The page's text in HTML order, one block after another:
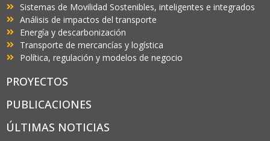
Sistemas de Movilidad Sostenibles, inteligentes e integrados
Análisis de impactos del transporte
Energía y descarbonización
Transporte de mercancías y logística
Política, regulación y modelos de negocio
PROYECTOS
PUBLICACIONES
ÚLTIMAS NOTICIAS